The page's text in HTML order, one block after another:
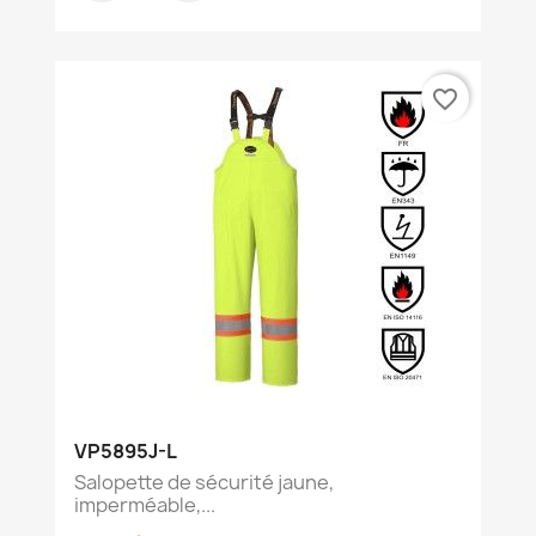
VP5895J-L
Salopette de sécurité jaune,
imperméable,...
favorite_border